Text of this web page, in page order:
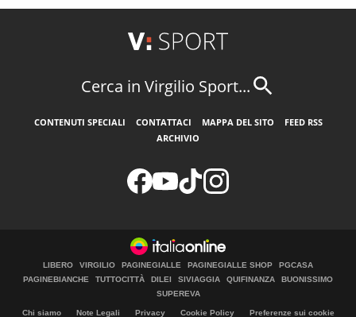
Cerca in Virgilio Sport...
CONTENUTI SPECIALI CONTATTACI MAPPA DEL SITO
FEED RSS
ARCHIVIO
LIBERO VIRGILIO PAGINEGIALLE PAGINEGIALLE SHOP
PGCASA
PAGINEBIANCHE
TUTTOCITTÀ DILEI SIVIAGGIA QUIFINANZA
BUONISSIMO
SUPEREVA
Chi siamo Note Legali Privacy Cookie Policy Preferenze sui cookie